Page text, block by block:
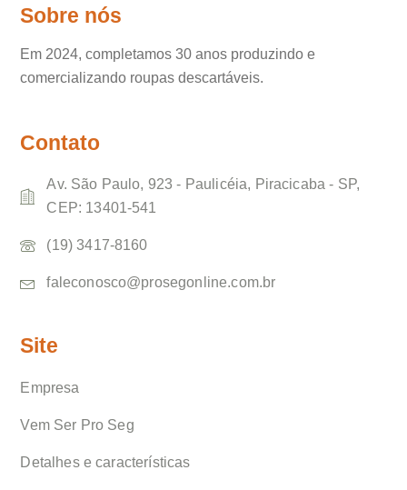
Sobre nós
Em 2024, completamos 30 anos produzindo e
comercializando roupas descartáveis.
Contato
Av. São Paulo, 923 - Paulicéia, Piracicaba - SP,
CEP: 13401-541
(19) 3417-8160
faleconosco@prosegonline.com.br
Site
Empresa
Vem Ser Pro Seg
Detalhes e características